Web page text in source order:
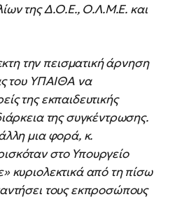
της Δ.Ο.Ε., Ο.Λ.Μ.Ε. και
την πεισματική άρνηση
του ΥΠΑΙΘΑ να
της εκπαιδευτικής
της συγκέντρωσης.
μια φορά, κ.
στο Υπουργείο
κυριολεκτικά από τη πίσω
τους εκπροσώπους